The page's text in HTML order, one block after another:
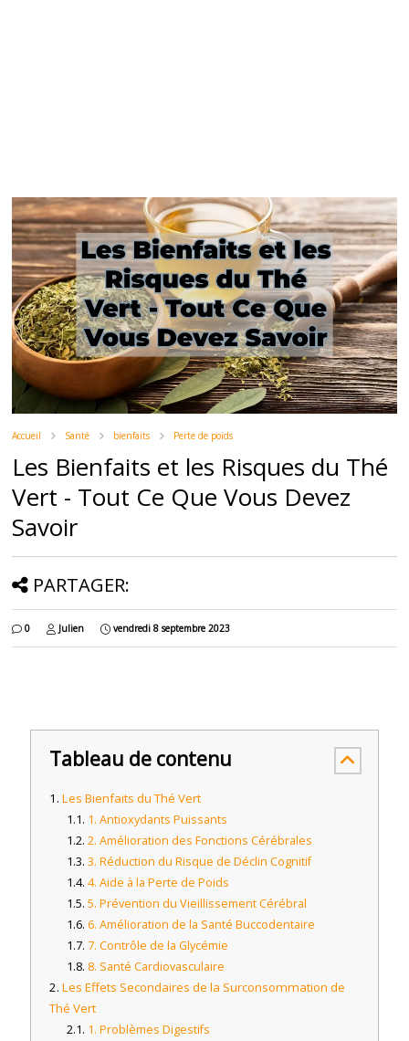
Accueil Santé bienfaits Perte de poids
Les Bienfaits et les Risques du Thé
Vert - Tout Ce Que Vous Devez
Savoir
PARTAGER:
0 Julien vendredi 8 septembre 2023
Tableau de contenu
Les Bienfaits du Thé Vert
1. Antioxydants Puissants
2. Amélioration des Fonctions Cérébrales
3. Réduction du Risque de Déclin Cognitif
4. Aide à la Perte de Poids
5. Prévention du Vieillissement Cérébral
6. Amélioration de la Santé Buccodentaire
7. Contrôle de la Glycémie
8. Santé Cardiovasculaire
Les Effets Secondaires de la Surconsommation de
Thé Vert
1. Problèmes Digestifs